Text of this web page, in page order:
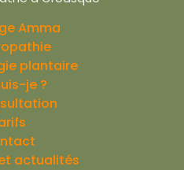
Amma
plantaire
je ?
actualités